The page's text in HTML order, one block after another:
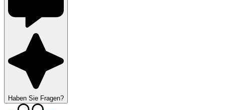
Haben Sie Fragen?